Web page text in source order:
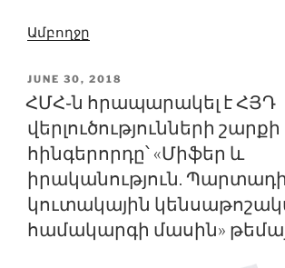
Ամբողջը
POSTED
ON
JUNE 30, 2018
ՀՄՀ֊ն հրապարակել է ՀՅԴ
վերլուծությունների շարքի
հինգերորդը՝ «Միֆեր և
իրականություն.
կուտակային
համակարգի մասին»